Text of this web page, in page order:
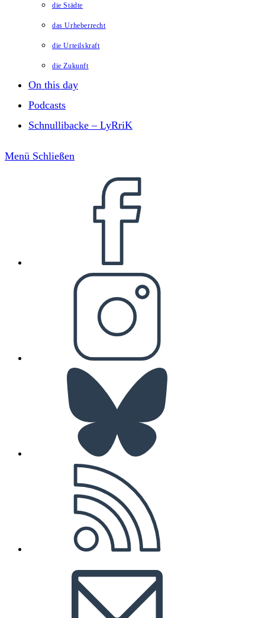
die Städte
das Urheberrecht
die Urteilskraft
die Zukunft
On this day
Podcasts
Schnullibacke – LyRriK
Menü Schließen